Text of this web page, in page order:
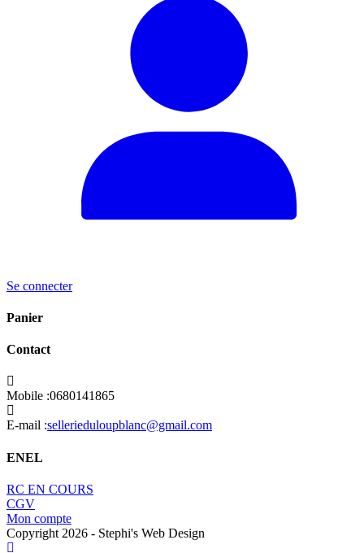
Se connecter
Panier
Contact
Mobile :0680141865
E-mail :sellerieduloupblanc@gmail.comS’ouvre
ENEL
RC EN COURS
nouvel
CGVS’ouvre
dans
un
Mon compteS’ouvre
dans
Copyright 2026 - Stephi's Web Design